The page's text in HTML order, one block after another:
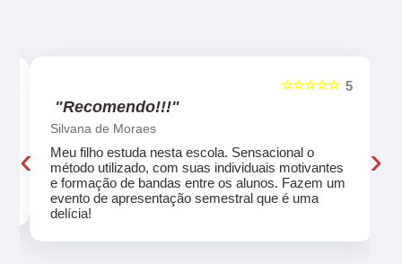
5
☆☆☆☆☆
"Recomendo!!!"
Silvana de Moraes
Meu filho estuda nesta escola. Sensacional o
método utilizado, com suas individuais motivantes
e formação de bandas entre os alunos. Fazem um
evento de apresentação semestral que é uma
delícia!
‹ ›